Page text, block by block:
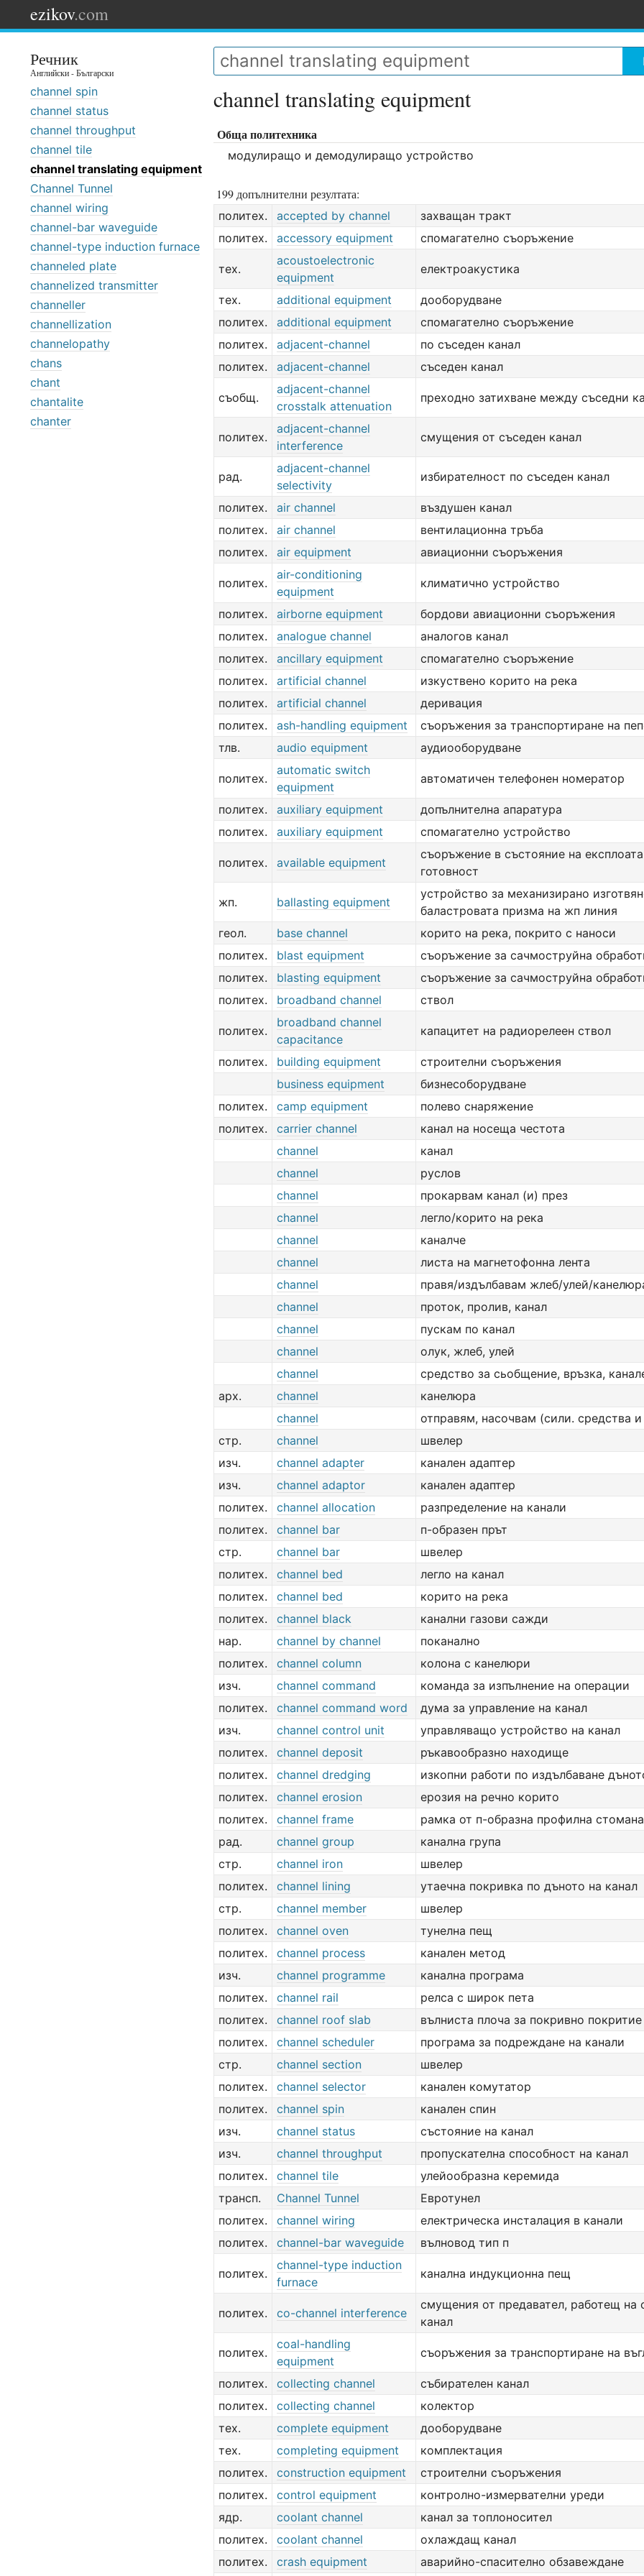
ezikov.com
Речник
Английски - Български
channel spin
channel status
channel throughput
channel tile
channel translating equipment
Channel Tunnel
channel wiring
channel-bar waveguide
channel-type induction furnace
channeled plate
channelized transmitter
channeller
channellization
channelopathy
chans
chant
chantalite
chanter
channel translating equipment
Обща политехника
модулиращо и демодулиращо устройство
199 допълнителни резултата:
политех. accepted by channel
захващан тракт
политех.
accessory equipment спомагателно съоръжение
тех.
acoustoelectronic
equipment
електроакустика
тех. additional equipment
дооборудване
политех.
additional equipment
спомагателно съоръжение
политех.
adjacent-channel
по съседен канал
политех.
adjacent-channel съседен канал
съобщ.
adjacent-channel
crosstalk attenuation
преходно затихване между съседни
политех.
adjacent-channel
interference
смущения от съседен канал
рад.
adjacent-channel
selectivity
избирателност по съседен канал
политех. air channel
въздушен канал
политех.
air channel
вентилационна тръба
политех.
air equipment авиационни съоръжения
политех.
air-conditioning
equipment
климатично устройство
политех. airborne equipment
бордови авиационни съоръжения
политех.
analogue channel
аналогов канал
политех.
ancillary equipment
спомагателно съоръжение
политех.
artificial channel
изкуствено корито на река
политех.
artificial channel
деривация
политех.
ash-handling equipment
съоръжения за транспортиране на
тлв.
audio equipment аудиооборудване
политех.
automatic switch
equipment
автоматичен телефонен номератор
политех. auxiliary equipment
допълнителна апаратура
политех.
auxiliary equipment спомагателно устройство
политех. available equipment
съоръжение в състояние на
готовност
жп. ballasting equipment
устройство за механизирано
баластровата призма на жп линия
геол.
base channel
корито на река, покрито с наноси
политех.
blast equipment
съоръжение за сачмоструйна
политех.
blasting equipment
съоръжение за сачмоструйна
политех.
broadband channel ствол
политех.
broadband channel
capacitance
капацитет на радиорелеен ствол
политех. building equipment
строителни съоръжения
business equipment
бизнесоборудване
политех.
camp equipment
полево снаряжение
политех.
carrier channel
канал на носеща честота
channel
канал
channel
руслов
channel
прокарвам канал (и) през
channel
легло/корито на река
channel
каналче
channel
листа на магнетофонна лента
channel
правя/издълбавам жлеб/улей/
channel
проток, пролив, канал
channel
пускам по канал
channel
олук, жлеб, улей
channel
средство за сьобщение, връзка,
арх.
channel
канелюра
channel
отправям, насочвам (сили. средства
стр.
channel
швелер
изч.
channel adapter
канален адаптер
изч.
channel adaptor
канален адаптер
политех.
channel allocation
разпределение на канали
политех.
channel bar
п-образен прът
стр.
channel bar
швелер
политех.
channel bed
легло на канал
политех.
channel bed
корито на река
политех.
channel black
канални газови сажди
нар.
channel by channel
поканално
политех.
channel column
колона с канелюри
изч.
channel command
команда за изпълнение на операции
политех.
channel command word
дума за управление на канал
изч.
channel control unit
управляващо устройство на канал
политех.
channel deposit
ръкавообразно находище
политех.
channel dredging
изкопни работи по издълбаване
политех.
channel erosion
ерозия на речно корито
политех.
channel frame
рамка от п-образна профилна стомана
рад.
channel group
канална група
стр.
channel iron
швелер
политех.
channel lining
утаечна покривка по дъното на канал
стр.
channel member
швелер
политех.
channel oven
тунелна пещ
политех.
channel process
канален метод
изч.
channel programme
канална програма
политех.
channel rail
релса с широк пета
политех.
channel roof slab
вълниста плоча за покривно покритие
политех.
channel scheduler
програма за подреждане на канали
стр.
channel section
швелер
политех.
channel selector
канален комутатор
политех.
channel spin
канален спин
изч.
channel status
състояние на канал
изч.
channel throughput
пропускателна способност на канал
политех.
channel tile
улейообразна керемида
трансп.
Channel Tunnel
Евротунел
политех.
channel wiring
електрическа инсталация в канали
политех.
channel-bar waveguide вълновод тип п
политех.
channel-type induction
furnace
канална индукционна пещ
политех. co-channel interference
смущения от предавател, работещ на
канал
политех.
coal-handling
equipment
съоръжения за транспортиране на
политех. collecting channel
събирателен канал
политех.
collecting channel
колектор
тех.
complete equipment
дооборудване
тех.
completing equipment
комплектация
политех.
construction equipment
строителни съоръжения
политех.
control equipment
контролно-измервателни уреди
ядр.
coolant channel
канал за топлоносител
политех.
coolant channel
охлаждащ канал
политех.
crash equipment аварийно-спасително обзавеждане